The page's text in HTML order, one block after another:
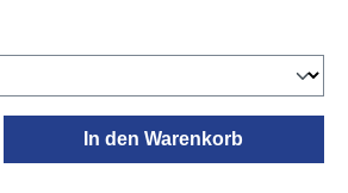
Gib den gewünschten
In den Warenkorb